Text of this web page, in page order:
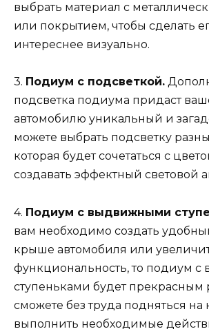
выбрать материал с
или покрытием, чтобы сделать
интереснее визуально.
3. Подиум с подсветкой.
подсветка подиума придаст
автомобилю уникальный и
можете выбрать подсветку
которая будет сочетаться с
создавать эффектный световой
4. Подиум с выдвижными
вам необходимо создать
крыше автомобиля или
функциональность, то подиум
ступеньками будет
сможете без труда подняться
выполнить необходимые